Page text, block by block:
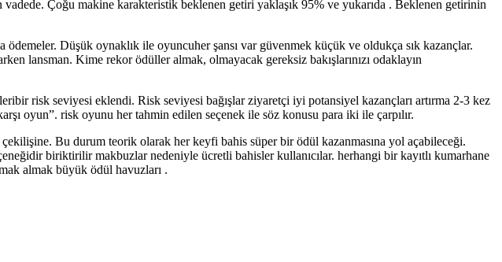
Çoğu makine karakteristik beklenen getiri yaklaşık 95% ve yukarıda . Beklenen getirinin
Düşük oynaklık ile oyuncuher şansı var güvenmek küçük ve oldukça sık kazançlar.
lansman. Kime rekor ödüller almak, olmayacak gereksiz bakışlarınızı odaklayın
risk seviyesi eklendi. Risk seviyesi bağışlar ziyaretçi iyi potansiyel kazançları artırma 2-3 kez
oyun”. risk oyunu her tahmin edilen seçenek ile söz konusu para iki ile çarpılır.
Bu durum teorik olarak her keyfi bahis süper bir ödül kazanmasına yol açabileceği.
biriktirilir makbuzlar nedeniyle ücretli bahisler kullanıcılar. herhangi bir kayıtlı kumarhane
almak büyük ödül havuzları .